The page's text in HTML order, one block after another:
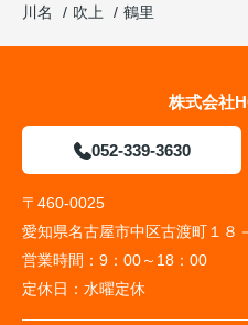
川名
吹上 鶴里
株式会社
052-339-3630
〒460-0025
愛知県名古屋市中区古渡町１８
営業時間： 9：00～18：00
定休日： 水曜定休